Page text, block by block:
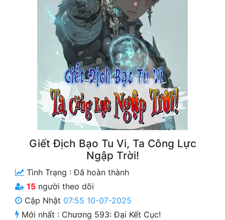
Truyện Nhập Môn
Xa Lộ Dịch
Cung Đấu
Cạnh Kỹ
Giết Địch Bạo Tu Vi, Ta Công Lực
Ngập Trời!
Tình Trạng :Đã hoàn thành
15 người theo dõi
Cập Nhật 07:55 10-07-2025
Mới nhất : Chương 593: Đại Kết Cục!